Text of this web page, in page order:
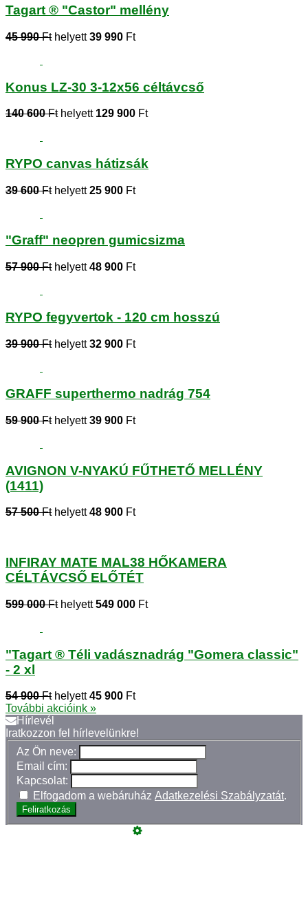
Tagart ® "Castor" mellény
45 990 Fthelyett39 990 Ft
Konus LZ-30 3-12x56 céltávcső
140 600 Fthelyett 129 900 Ft
RYPO canvas hátizsák
39 600 Fthelyett25 900 Ft
"Graff" neopren gumicsizma
57 900 Fthelyett48 900 Ft
RYPO fegyvertok - 120 cm hosszú
39 900 Fthelyett32 900 Ft
GRAFF superthermo nadrág 754
59 900 Fthelyett39 900 Ft
AVIGNON V-NYAKÚ FŰTHETŐ MELLÉNY
(1411)
57 500 Fthelyett48 900 Ft
INFIRAY MATE MAL38 HŐKAMERA
CÉLTÁVCSŐ ELŐTÉT
599 000 Fthelyett549 000 Ft
"Tagart ® Téli vadásznadrág "Gomera classic"
- 2 xl
54 900 Fthelyett45 900 Ft
További akcióink »
Hírlevél
Iratkozzon fel hírlevelünkre!
Az Ön neve:
Email cím:
Kapcsolat:
Elfogadom a webáruház Adatkezelési Szabályzatát.
Feliratkozás